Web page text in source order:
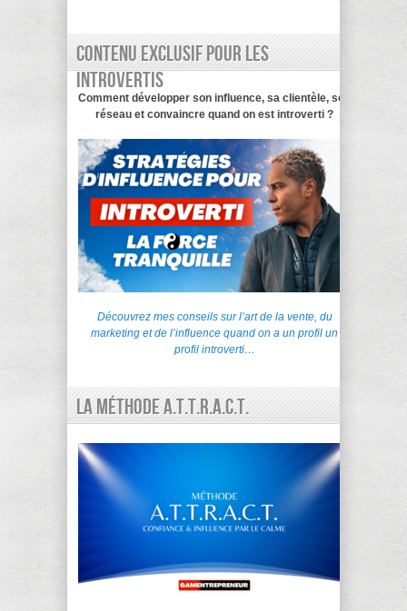
Contenu exclusif pour les
introvertis
Comment développer son influence, sa clientèle, son
réseau et convaincre quand on est introverti ?
Découvrez mes conseils sur l’art de la vente, du
marketing et de l’influence quand on a un profil un
profil introverti…
La Méthode A.T.T.R.A.C.T.